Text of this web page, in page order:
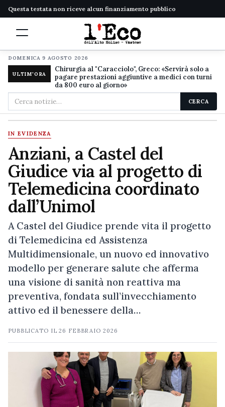
Questa testata non riceve alcun finanziamento pubblico
DOMENICA 9 AGOSTO 2026
ULTIM'ORA
Chirurgia al "Caracciolo", Greco: «Servirà solo a
pagare prestazioni aggiuntive a medici con turni
da 800 euro al giorno»
Cerca
nel
sito
CERCA
IN EVIDENZA
Anziani, a Castel del
Giudice via al progetto di
Telemedicina coordinato
dall’Unimol
A Castel del Giudice prende vita il progetto
di Telemedicina ed Assistenza
Multidimensionale, un nuovo ed innovativo
modello per generare salute che afferma
una visione di sanità non reattiva ma
preventiva, fondata sull’invecchiamento
attivo ed il benessere della…
PUBBLICATO IL26 FEBBRAIO 2026